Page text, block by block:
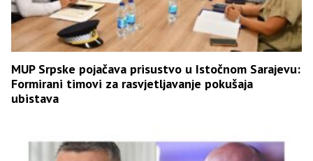
MUP Srpske pojačava prisustvo u Istočnom Sarajevu:
Formirani timovi za rasvjetljavanje pokušaja
ubistava